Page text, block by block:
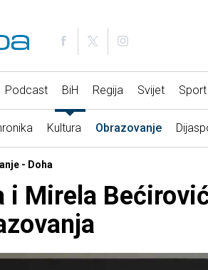
Podcast BiH Regija Svijet Sport
Kultura Obrazovanje
- Doha
i Mirela